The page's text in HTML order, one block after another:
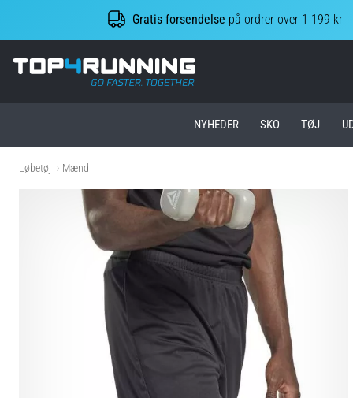
Gratis forsendelse på ordrer over 1 199 kr
Top4Running.dk
NYHEDER SKO TØJ
Løbetøj Mænd